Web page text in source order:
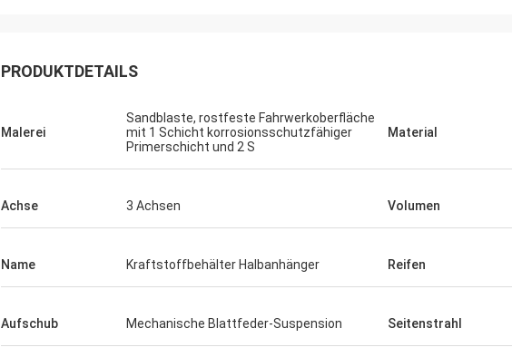
PRODUKTDETAILS
Malerei
Sandblaste, rostfeste Fahrwerkoberfläche
mit 1 Schicht korrosionsschutzfähiger
Primerschicht und 2 S
Material
Achse 3 Achsen Volumen
Name Kraftstoffbehälter Halbanhänger Reifen
Aufschub Mechanische Blattfeder-Suspension Seitenstrahl